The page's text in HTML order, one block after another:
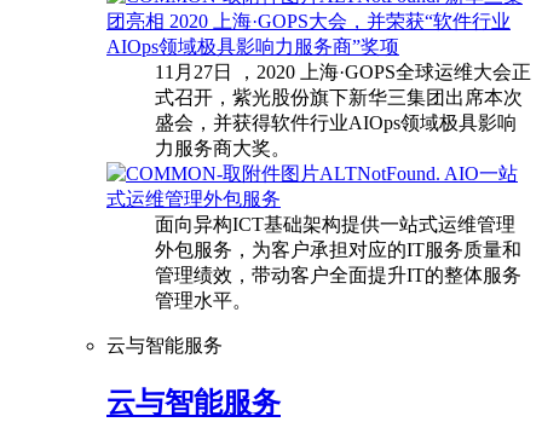
团亮相 2020 上海·GOPS大会，并荣获“软件行业
AIOps领域极具影响力服务商”奖项
11月27日 ，2020 上海·GOPS全球运维大会正
式召开，紫光股份旗下新华三集团出席本次
盛会，并获得软件行业AIOps领域极具影响
力服务商大奖。
AIO一站
式运维管理外包服务
面向异构ICT基础架构提供一站式运维管理
外包服务，为客户承担对应的IT服务质量和
管理绩效，带动客户全面提升IT的整体服务
管理水平。
云与智能服务
云与智能服务